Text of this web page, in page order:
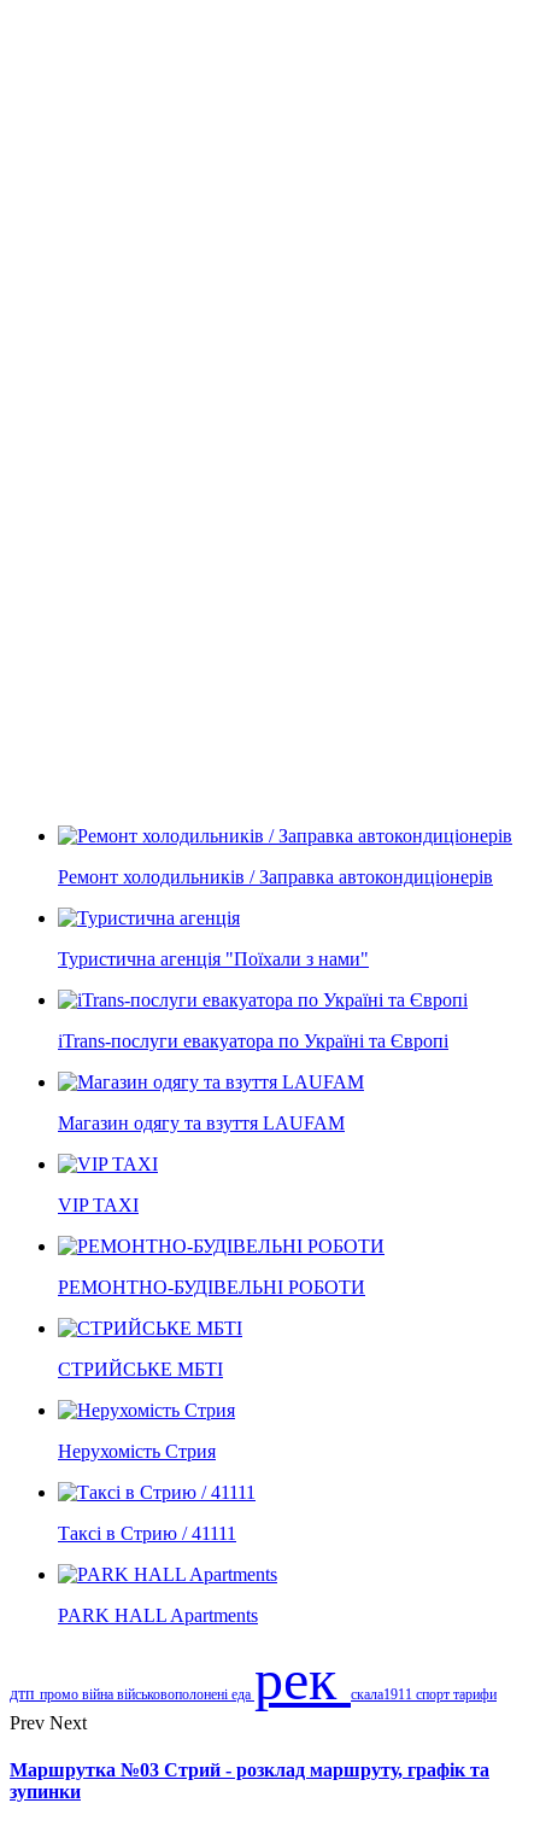
Ремонт холодильників / Заправка автокондиціонерів
Туристична агенція "Поїхали з нами"
iTrans-послуги евакуатора по Україні та Європі
Магазин одягу та взуття LAUFAM
VIP TAXI
РЕМОНТНО-БУДІВЕЛЬНІ РОБОТИ
СТРИЙСЬКЕ МБТІ
Нерухомість Стрия
Таксі в Стрию / 41111
PARK HALL Apartments
дтп промо війна військовополонені еда рек скала1911 спорт тарифи
Prev Next
Маршрутка №03 Стрий - розклад маршруту, графік та
зупинки